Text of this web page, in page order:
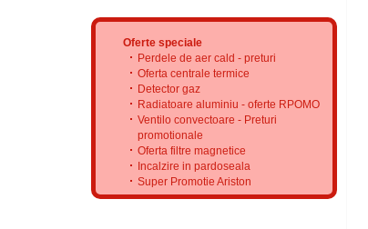
Oferte speciale
Perdele de aer cald - preturi
Oferta centrale termice
Detector gaz
Radiatoare aluminiu - oferte RPOMO
Ventilo convectoare - Preturi
promotionale
Oferta filtre magnetice
Incalzire in pardoseala
Super Promotie Ariston